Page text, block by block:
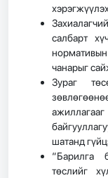
салбарт
чанарыг
Зураг
шатанд
“Барилга
төслийг